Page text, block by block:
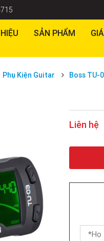
SẢN PHẨM
Phụ Kiện Guitar Boss TU-
Liên hệ